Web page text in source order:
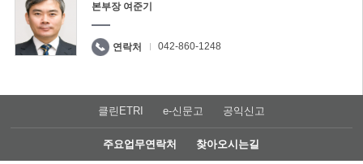
본부장 여준기
연락처 042-860-1248
클린ETRI e-신문고 공익신고
주요업무연락처 찾아오시는길